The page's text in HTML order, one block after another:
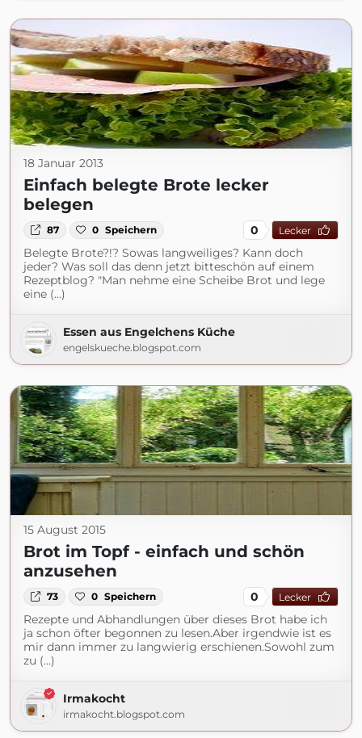
18 Januar 2013
Einfach belegte Brote lecker
belegen
87 0 Speichern 0 Lecker
Belegte Brote?!? Sowas langweiliges? Kann doch
jeder? Was soll das denn jetzt bitteschön auf einem
Rezeptblog? "Man nehme eine Scheibe Brot und lege
eine (...)
Essen aus Engelchens Küche
engelskueche.blogspot.com
15 August 2015
Brot im Topf - einfach und schön
anzusehen
73 0 Speichern 0 Lecker
Rezepte und Abhandlungen über dieses Brot habe ich
ja schon öfter begonnen zu lesen.Aber irgendwie ist es
mir dann immer zu langwierig erschienen.Sowohl zum
zu (...)
Irmakocht
irmakocht.blogspot.com